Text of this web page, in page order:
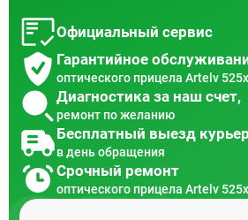
Официальный сервис
Гарантийное
оптического прицела Artelv
Диагностика за наш счет,
ремонт по желанию
Бесплатный выезд
в день обращения
Срочный ремонт
оптического прицела Artelv